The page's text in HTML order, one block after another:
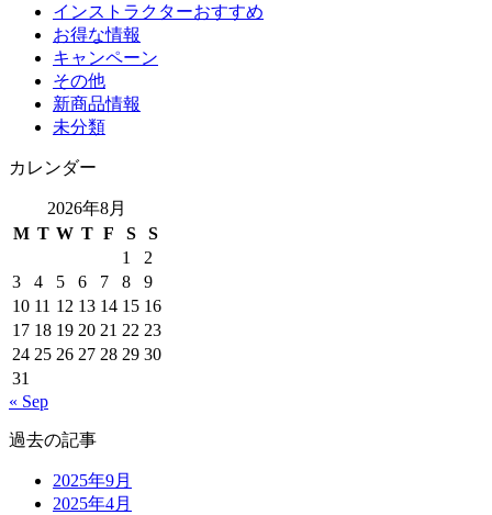
インストラクターおすすめ
お得な情報
キャンペーン
その他
新商品情報
未分類
カレンダー
2026年8月
M T W T F S
S
1
2
3
4 5 6 7 8
9
10 11 12 13 14 15 16
17 18 19 20 21 22 23
24 25 26 27 28 29 30
31
« Sep
過去の記事
2025年9月
2025年4月